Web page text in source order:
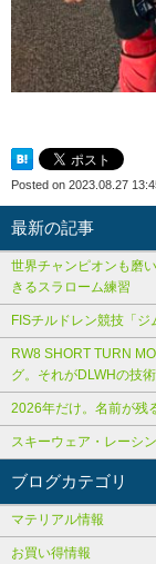
Posted on 2023.08.27
最新の記事
世界チャンピオンも磨
きるスラローム練習
FISチルドレン競技「ジ
RW8 SHORT TURN
グ。それがDLWHの技術
2026年だけ。名前が残
スキーウェア・レーシ
ブログカテゴリ
マテリアル情報
お買い得情報